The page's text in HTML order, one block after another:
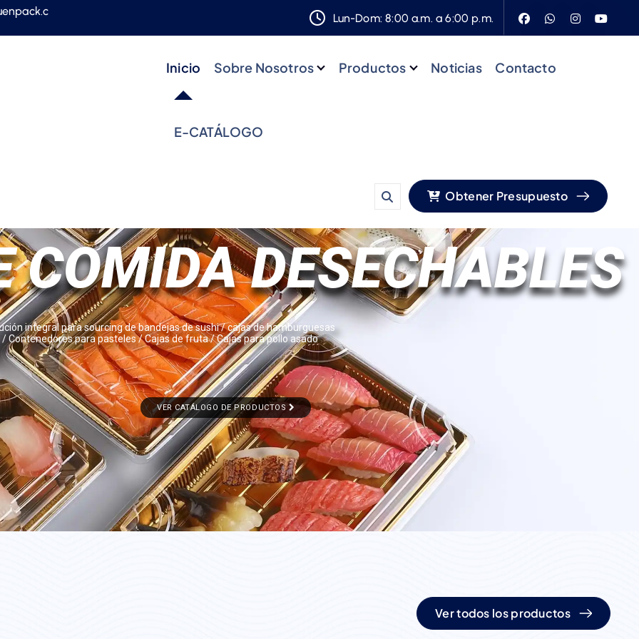
Lun-Dom: 8:00 a.m. a 6:00 p.m.
Inicio Sobre Nosotros Productos Noticias Contacto
E-CATÁLOGO
Obtener Presupuesto
integral para sourcing de bandejas de sushi / cajas de hamburguesas
/ Contenedores para pasteles / Cajas de fruta / Cajas para pollo asado
VER CATÁLOGO DE PRODUCTOS
COMIDA DESECHABLES
Ver todos los productos